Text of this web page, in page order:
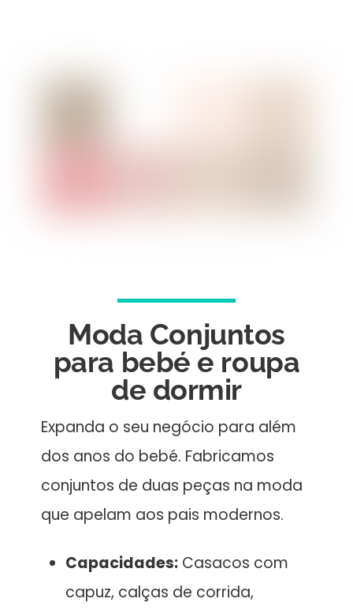
Moda Conjuntos
para bebé e roupa
de dormir
Expanda o seu negócio para além
dos anos do bebé. Fabricamos
conjuntos de duas peças na moda
que apelam aos pais modernos.
Capacidades:Casacos com
capuz, calças de corrida,